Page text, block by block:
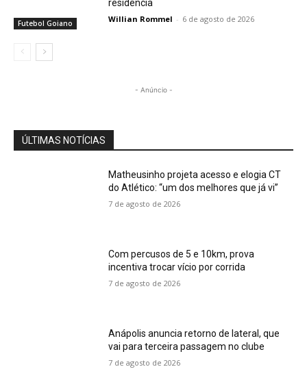
Futebol Goiano
residência
Willian Rommel - 6 de agosto de 2026
- Anúncio -
ÚLTIMAS NOTÍCIAS
Matheusinho projeta acesso e elogia CT
do Atlético: “um dos melhores que já vi”
7 de agosto de 2026
Com percusos de 5 e 10km, prova
incentiva trocar vício por corrida
7 de agosto de 2026
Anápolis anuncia retorno de lateral, que
vai para terceira passagem no clube
7 de agosto de 2026